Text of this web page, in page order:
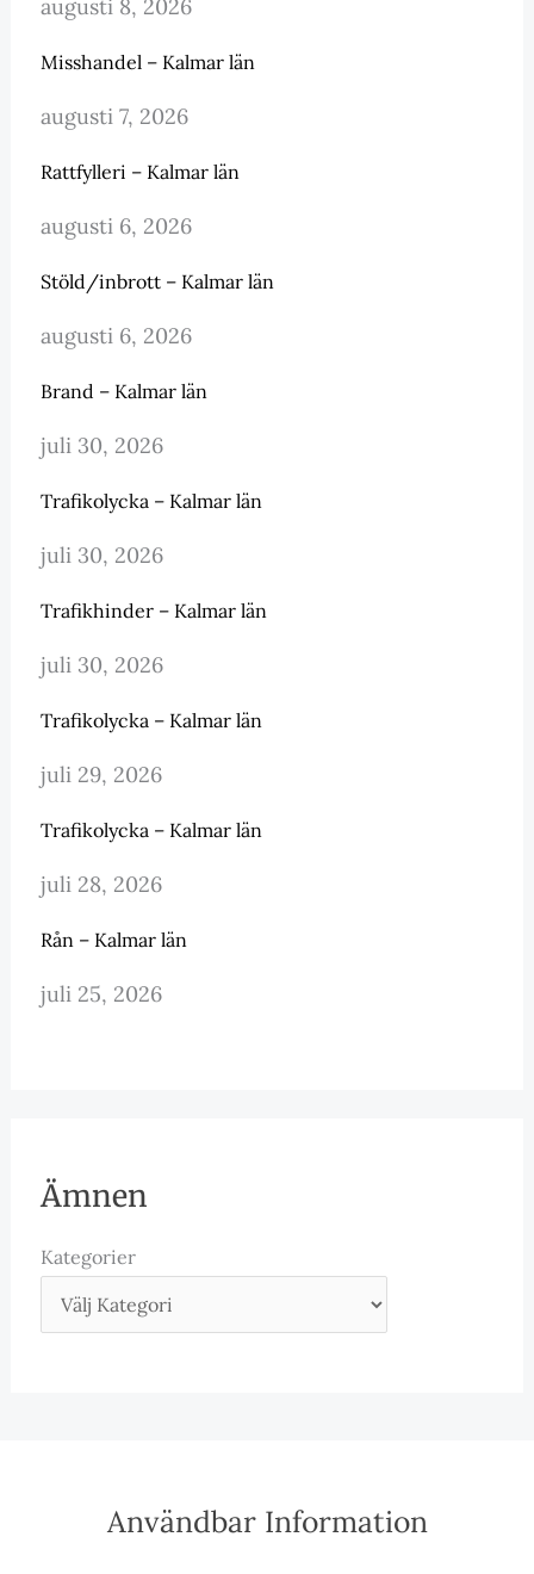
augusti 8, 2026
Misshandel – Kalmar län
augusti 7, 2026
Rattfylleri – Kalmar län
augusti 6, 2026
Stöld/inbrott – Kalmar län
augusti 6, 2026
Brand – Kalmar län
juli 30, 2026
Trafikolycka – Kalmar län
juli 30, 2026
Trafikhinder – Kalmar län
juli 30, 2026
Trafikolycka – Kalmar län
juli 29, 2026
Trafikolycka – Kalmar län
juli 28, 2026
Rån – Kalmar län
juli 25, 2026
Ämnen
Kategorier
Användbar Information